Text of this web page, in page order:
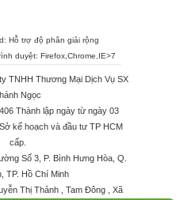
Hỗ trợ độ phân giải rộng
duyệt: Firefox,Chrome,IE>7
TNHH Thương Mại Dịch Vụ SX
Ngọc
Thành lập ngày từ ngày 03
kế hoạch và đầu tư TP HCM
cấp.
Số 3, P. Bình Hưng Hòa, Q.
TP. Hồ Chí Minh
Thị Thảnh , Tam Đông , Xã